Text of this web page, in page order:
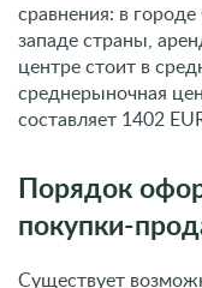
сравнения: в
западе страны,
центре стоит в
среднерыночная
составляет 1402
Порядок
покупки-
Существует